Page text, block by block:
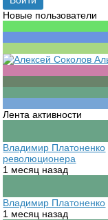
Новые пользователи
Лента активности
Владимир Платоненко
революционера
1 месяц назад
Владимир Платоненко
1 месяц назад